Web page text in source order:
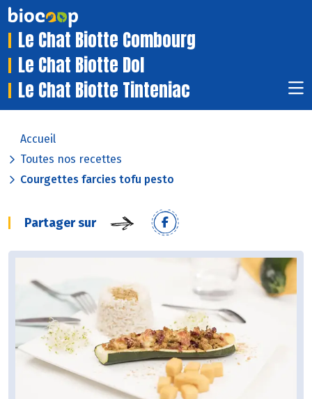
Le Chat Biotte Combourg
Le Chat Biotte Dol
Le Chat Biotte Tinteniac
Accueil
Toutes nos recettes
Courgettes farcies tofu pesto
Partager sur